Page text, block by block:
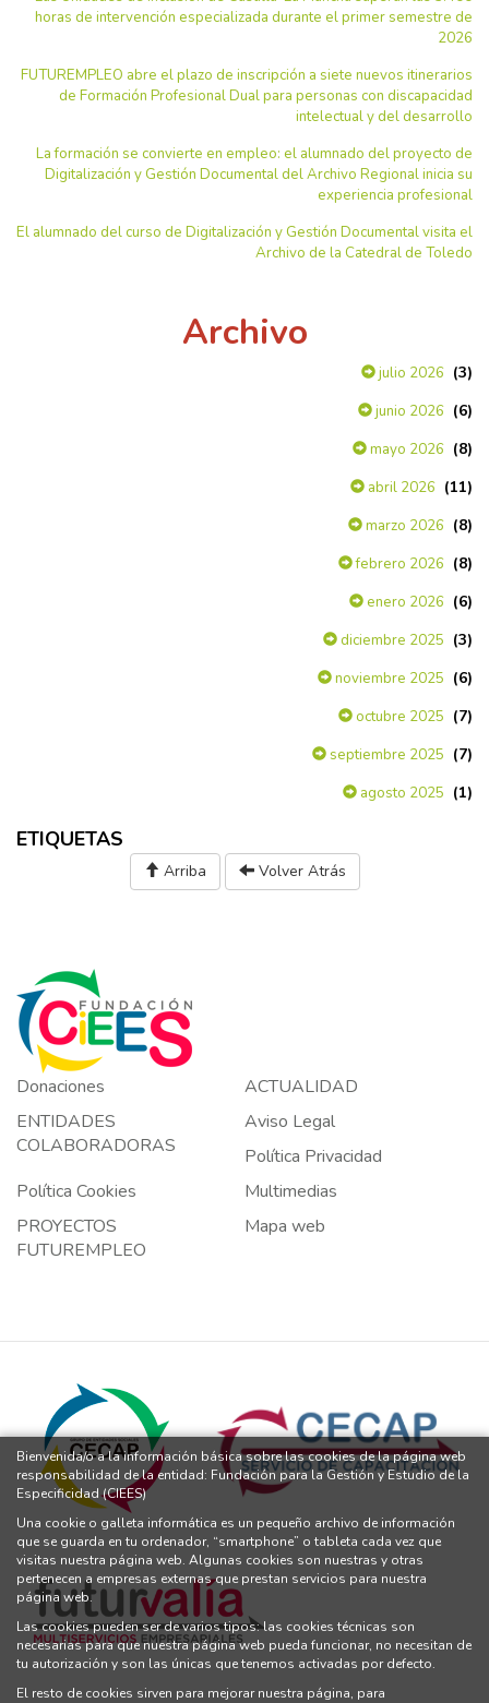
horas de intervención especializada durante el primer semestre de
2026
FUTUREMPLEO abre el plazo de inscripción a siete nuevos itinerarios
de Formación Profesional Dual para personas con discapacidad
intelectual y del desarrollo
La formación se convierte en empleo: el alumnado del proyecto de
Digitalización y Gestión Documental del Archivo Regional inicia su
experiencia profesional
El alumnado del curso de Digitalización y Gestión Documental visita el
Archivo de la Catedral de Toledo
Archivo
julio 2026 (3)
junio 2026 (6)
mayo 2026 (8)
abril 2026 (11)
marzo 2026 (8)
febrero 2026 (8)
enero 2026 (6)
diciembre 2025 (3)
noviembre 2025 (6)
octubre 2025 (7)
septiembre 2025 (7)
agosto 2025 (1)
ETIQUETAS
Arriba Volver Atrás
Donaciones
ACTUALIDAD
ENTIDADES
COLABORADORAS
Aviso Legal
Política Privacidad
Política Cookies
Multimedias
PROYECTOS
FUTUREMPLEO
Mapa web
Bienvenida/o a la información básica sobre las cookies de la página web
responsabilidad de la entidad: Fundación para la Gestión y Estudio de la
Especificidad (CIEES)
Una cookie o galleta informática es un pequeño archivo de información
que se guarda en tu ordenador, “smartphone” o tableta cada vez que
visitas nuestra página web. Algunas cookies son nuestras y otras
pertenecen a empresas externas que prestan servicios para nuestra
página web.
Las cookies pueden ser de varios tipos: las cookies técnicas son
necesarias para que nuestra página web pueda funcionar, no necesitan de
tu autorización y son las únicas que tenemos activadas por defecto.
El resto de cookies sirven para mejorar nuestra página, para